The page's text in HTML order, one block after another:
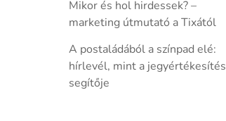
Mikor és hol hirdessek? –
marketing útmutató a Tixától
A postaládából a színpad elé:
hírlevél, mint a jegyértékesítés
segítője